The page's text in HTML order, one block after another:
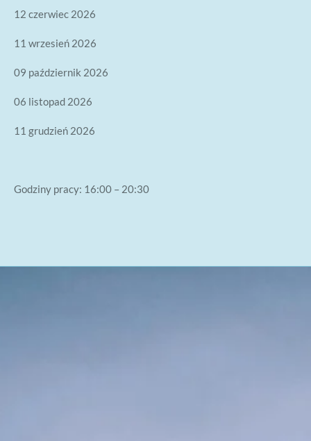
12 czerwiec 2026
11 wrzesień 2026
09 październik 2026
06 listopad 2026
11 grudzień 2026
Godziny pracy: 16:00 – 20:30